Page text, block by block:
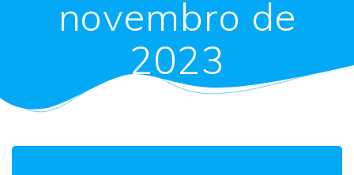
novembro de
2023